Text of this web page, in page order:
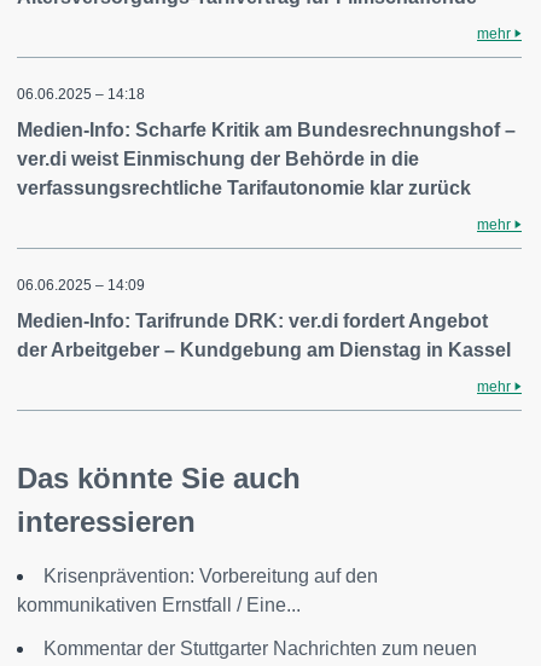
mehr
06.06.2025 – 14:18
Medien-Info: Scharfe Kritik am Bundesrechnungshof –
ver.di weist Einmischung der Behörde in die
verfassungsrechtliche Tarifautonomie klar zurück
mehr
06.06.2025 – 14:09
Medien-Info: Tarifrunde DRK: ver.di fordert Angebot
der Arbeitgeber – Kundgebung am Dienstag in Kassel
mehr
Das könnte Sie auch
interessieren
Krisenprävention: Vorbereitung auf den
kommunikativen Ernstfall / Eine...
Kommentar der Stuttgarter Nachrichten zum neuen